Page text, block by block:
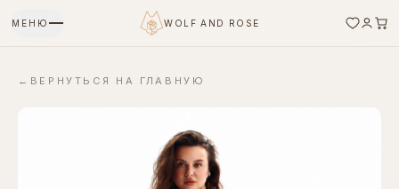
МЕНЮ WOLF AND ROSE
← ВЕРНУТЬСЯ НА ГЛАВНУЮ